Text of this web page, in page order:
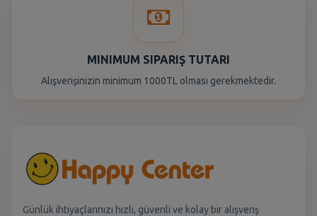
MINIMUM SIPARIŞ TUTARI
Alışverişinizin minimum 1000TL olması gerekmektedir.
Günlük ihtiyaçlarınızı hızlı, güvenli ve kolay bir alışveriş